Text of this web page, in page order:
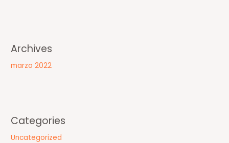
Archives
marzo 2022
Categories
Uncategorized